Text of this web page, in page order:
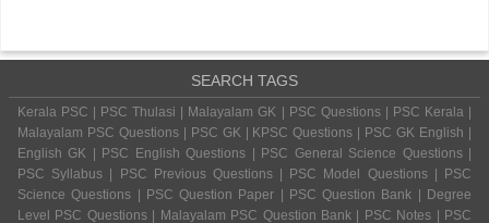
SEARCH TAGS
Kerala PSC | PSC Thulasi | Malayalam GK | PSC Questions | PSC Kerala |
Malayalam PSC Questions | PSC GK | KPSC Questions | PSC GK English |
English GK | PSC English Questions | PSC General Science Questions |
PSC Syllabus | PSC Previous Questions | PSC Model Questions | PSC
Science Questions | PSC Question Paper | PSC Question Bank | Degree
Level PSC Questions | Malayalam PSC Question Bank | PSC Notes | PSC